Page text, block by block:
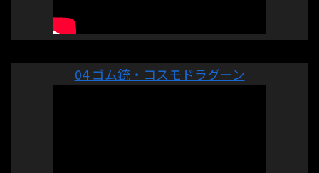
04 ゴム銃・コスモドラグーン